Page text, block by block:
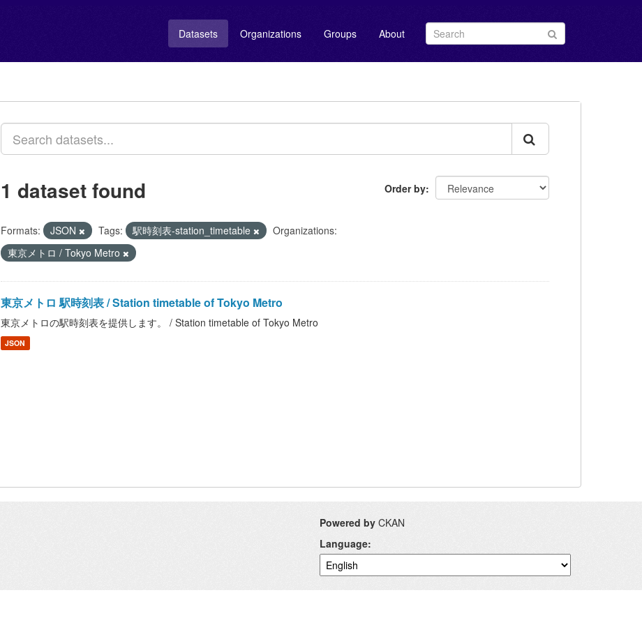
Datasets Organizations Groups About
Order by
1 dataset found
Formats: JSON Tags: 駅時刻表-station_timetable
Organizations:
東京メトロ / Tokyo Metro
東京メトロ 駅時刻表 / Station timetable of Tokyo Metro
東京メトロの駅時刻表を提供します。 / Station timetable of Tokyo Metro
JSON
Powered by CKAN
Language